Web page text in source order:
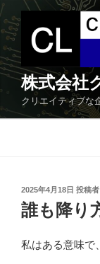
コ
ン
テ
ン
ツ
株式会社
クリエイティブな
投
稿
日:
2025年4月18日 投稿
誰も降り
私はある意味で